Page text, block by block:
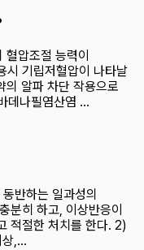
압조절 능력이
시 기립저혈압이 나타날
의 알파 차단 작용으로
데나필염산염 ...
반하는 일과성의
분히 하고, 이상반응이
적절한 처치를 한다. 2)
,...